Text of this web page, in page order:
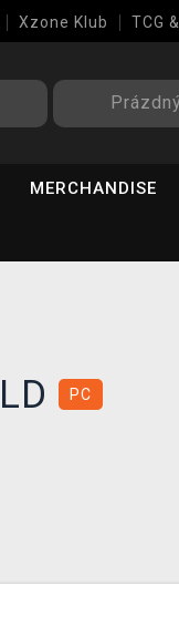
Xzone Klub TCG
MERCHANDISE
PC